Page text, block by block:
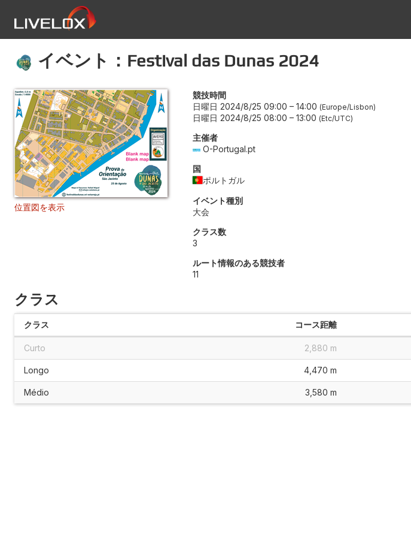
イベント：Festival das Dunas 2024
位置図を表示
競技時間
日曜日 2024/8/25 09:00 – 14:00 Europe/Lisbon
日曜日 2024/8/25 08:00 – 13:00 Etc/UTC
主催者
O-Portugal.pt
国
ポルトガル
イベント種別
大会
クラス数
3
ルート情報のある競技者
11
クラス
クラス コース距離
Curto 2,880 m
Longo 4,470 m
Médio 3,580 m